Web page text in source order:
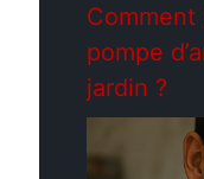
pompe
jardin ?